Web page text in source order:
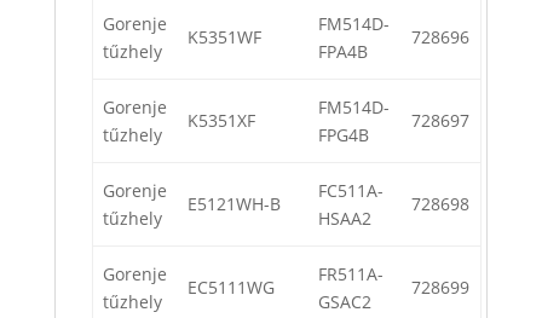
Gorenje
tűzhely
K5351WF
FM514D-
FPA4B
728696
Gorenje
tűzhely
K5351XF
FM514D-
FPG4B
728697
Gorenje
tűzhely
E5121WH-B
FC511A-
HSAA2
728698
Gorenje
tűzhely
EC5111WG
FR511A-
GSAC2
728699